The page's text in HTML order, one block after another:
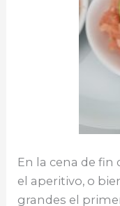
En la cena de fin
el aperitivo, o
grandes el